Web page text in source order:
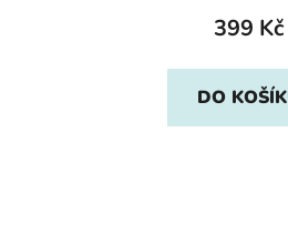
399 Kč
DO